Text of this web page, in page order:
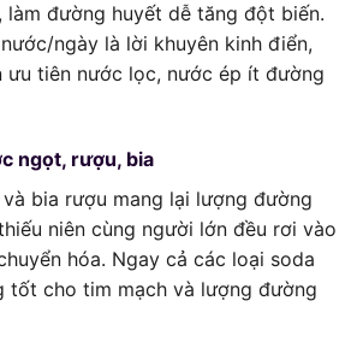
làm đường huyết dễ tăng đột biến.
ngày là lời khuyên kinh điển,
ưu tiên nước lọc, nước ép ít đường
ngọt, rượu, bia
bia rượu mang lại lượng đường
niên cùng người lớn đều rơi vào
hóa. Ngay cả các loại soda
tốt cho tim mạch và lượng đường